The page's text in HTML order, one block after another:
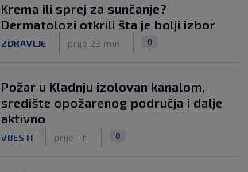
Krema ili sprej za sunčanje?
Dermatolozi otkrili šta je bolji izbor
ZDRAVLJE prije 23 min 0
Požar u Kladnju izolovan kanalom,
središte opožarenog područja i dalje
aktivno
VIJESTI prije 1 h 0